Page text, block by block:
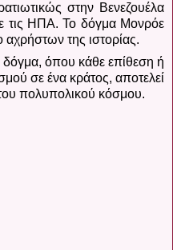
στην Βενεζουέλα
τις ΗΠΑ. Το δόγμα Μονρόε
αχρήστων της ιστορίας.
δόγμα, όπου κάθε επίθεση ή
σε ένα κράτος, αποτελεί
πολυπολικού κόσμου.